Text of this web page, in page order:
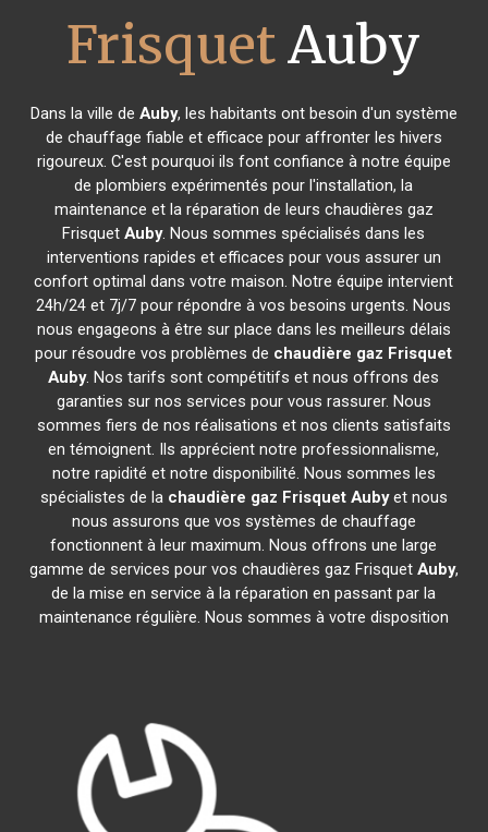
FrisquetAuby
Dans la ville de Auby, les habitants ont besoin d'un système
de chauffage fiable et efficace pour affronter les hivers
rigoureux. C'est pourquoi ils font confiance à notre équipe
de plombiers expérimentés pour l'installation, la
maintenance et la réparation de leurs chaudières gaz
FrisquetAuby. Nous sommes spécialisés dans les
interventions rapides et efficaces pour vous assurer un
confort optimal dans votre maison. Notre équipe intervient
24h/24 et 7j/7 pour répondre à vos besoins urgents. Nous
nous engageons à être sur place dans les meilleurs délais
pour résoudre vos problèmes de chaudière gaz Frisquet
Auby. Nos tarifs sont compétitifs et nous offrons des
garanties sur nos services pour vous rassurer. Nous
sommes fiers de nos réalisations et nos clients satisfaits
en témoignent. Ils apprécient notre professionnalisme,
notre rapidité et notre disponibilité. Nous sommes les
spécialistes de la chaudière gaz Frisquet Aubyet nous
nous assurons que vos systèmes de chauffage
fonctionnent à leur maximum. Nous offrons une large
gamme de services pour vos chaudières gaz Frisquet Auby,
de la mise en service à la réparation en passant par la
maintenance régulière. Nous sommes à votre disposition